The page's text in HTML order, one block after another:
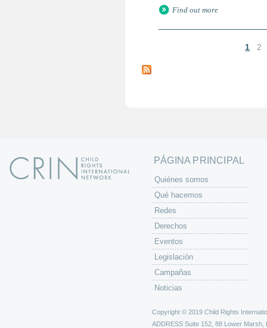
Find out more
á
1 2
PÁGINA PRINCIPAL
Quiénes somos
Qué hacemos
Redes
Derechos
Eventos
Legislación
Campañas
Noticias
Copyright © 2019 Child Rights
ADDRESS Suite 152, 88 Lower Marsh,